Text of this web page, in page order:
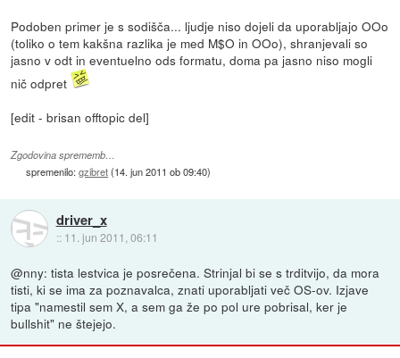
Podoben primer je s sodišča... ljudje niso dojeli da uporabljajo OOo
(toliko o tem kakšna razlika je med M$O in OOo), shranjevali so
jasno v odt in eventuelno ods formatu, doma pa jasno niso mogli
nič odpret
[edit - brisan offtopic del]
Zgodovina sprememb…
spremenilo:gzibret(14. jun 2011 ob 09:40)
driver_x
:: 11. jun 2011, 06:11
@nny: tista lestvica je posrečena. Strinjal bi se s trditvijo, da mora
tisti, ki se ima za poznavalca, znati uporabljati več OS-ov. Izjave
tipa "namestil sem X, a sem ga že po pol ure pobrisal, ker je
bullshit" ne štejejo.